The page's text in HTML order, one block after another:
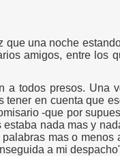
que una noche
amigos, entre los
todos presos. Una
en cuenta que
-que por
estaba nada mas y
mas o menos
a mi